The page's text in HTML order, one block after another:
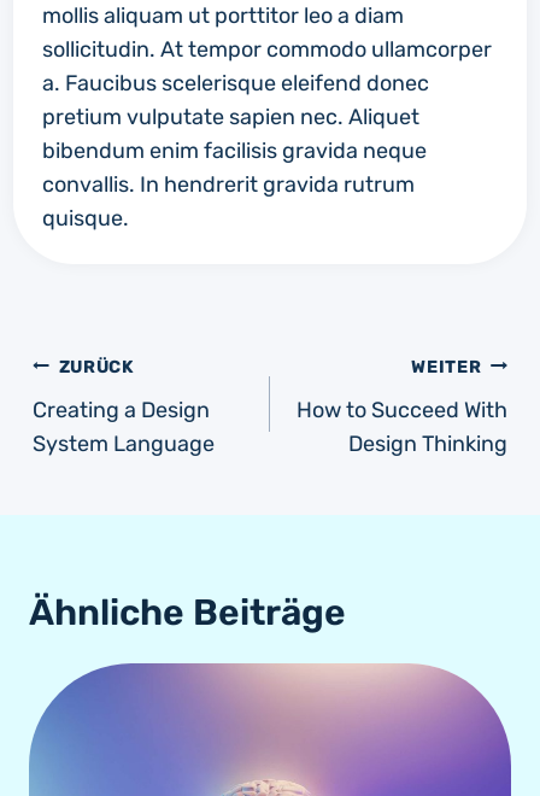
mollis aliquam ut porttitor leo a diam
sollicitudin. At tempor commodo ullamcorper
a. Faucibus scelerisque eleifend donec
pretium vulputate sapien nec. Aliquet
bibendum enim facilisis gravida neque
convallis. In hendrerit gravida rutrum
quisque.
ZURÜCK
Creating a Design
System Language
WEITER
How to Succeed With
Design Thinking
Ähnliche Beiträge